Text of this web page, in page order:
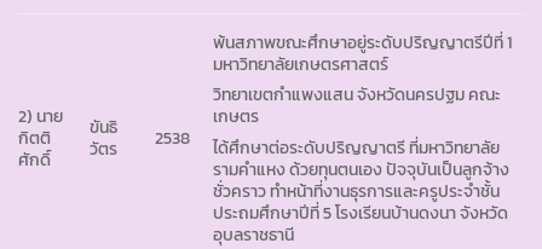
2) นาย
กิตติ
ศักดิ์
ขันธิ
วัตร
2538
พ้นสภาพขณะศึกษาอยู่ระดับปริญญาตรีปีที่ 1
มหาวิทยาลัยเกษตรศาสตร์
วิทยาเขตกำแพงแสน จังหวัดนครปฐม คณะ
เกษตร
ได้ศึกษาต่อระดับปริญญาตรี ที่มหาวิทยาลัย
รามคำแหง ด้วยทุนตนเอง ปัจจุบันเป็นลูกจ้าง
ชั่วคราว ทำหน้าที่งานธุรการและครูประจำชั้น
ประถมศึกษาปีที่ 5 โรงเรียนบ้านดงนา จังหวัด
อุบลราชธานี